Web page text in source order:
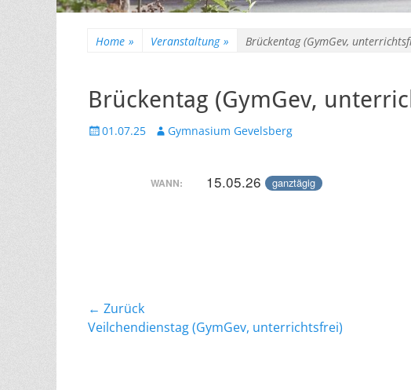
Home » Veranstaltung » Brückentag (GymGev,
Brückentag (GymGev,
Veröffentlicht
01.07.25 AutorGymnasium Gevelsberg
WANN: 15.05.26 ganztägig
Beitragsnavigation
← Zurück
Vorheriger
Veilchendienstag (GymGev, unterrichtsfrei)